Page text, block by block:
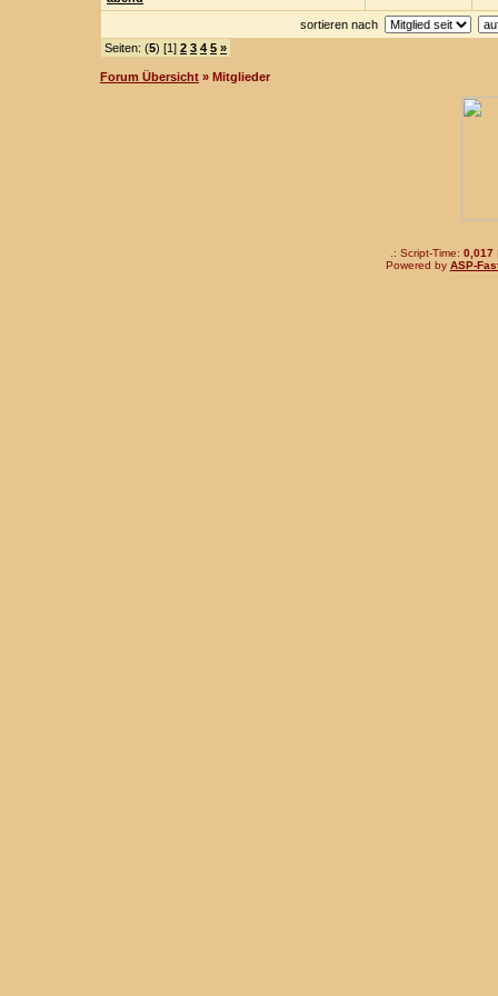
sortieren nach
Seiten: (5) [1] 2 3 4 5 »
Forum Übersicht » Mitglieder
.: Script-Time: 0,017
Powered by ASP-